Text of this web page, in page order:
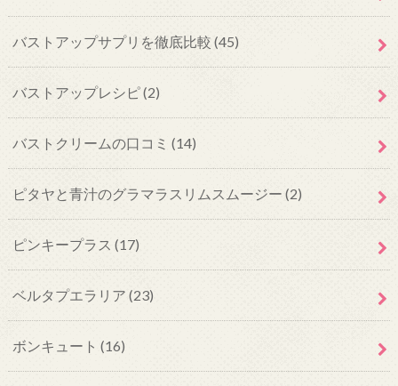
バストアップサプリを徹底比較 (45)
バストアップレシピ(2)
バストクリームの口コミ (14)
ピタヤと青汁のグラマラスリムスムージー (2)
ピンキープラス (17)
ベルタプエラリア (23)
ボンキュート (16)